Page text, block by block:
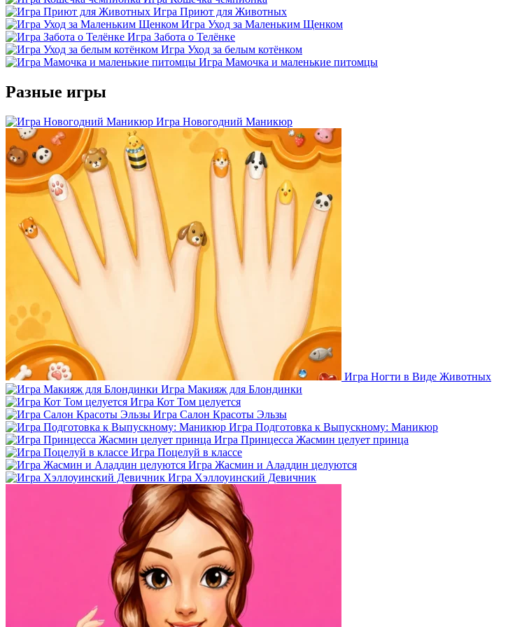
Игра Приют для Животных
Игра Уход за Маленьким Щенком
Игра Забота о Телёнке
Игра Уход за белым котёнком
Игра Мамочка и маленькие питомцы
Разные игры
Игра Новогодний Маникюр
Игра Ногти в Виде Животных
Игра Макияж для Блондинки
Игра Кот Том целуется
Игра Салон Красоты Эльзы
Игра Подготовка к Выпускному: Маникюр
Игра Принцесса Жасмин целует принца
Игра Поцелуй в классе
Игра Жасмин и Аладдин целуются
Игра Хэллоуинский Девичник